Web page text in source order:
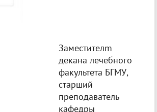
Заместителm
декана лечебного
факультета БГМУ,
старший
преподаватель
кафедры